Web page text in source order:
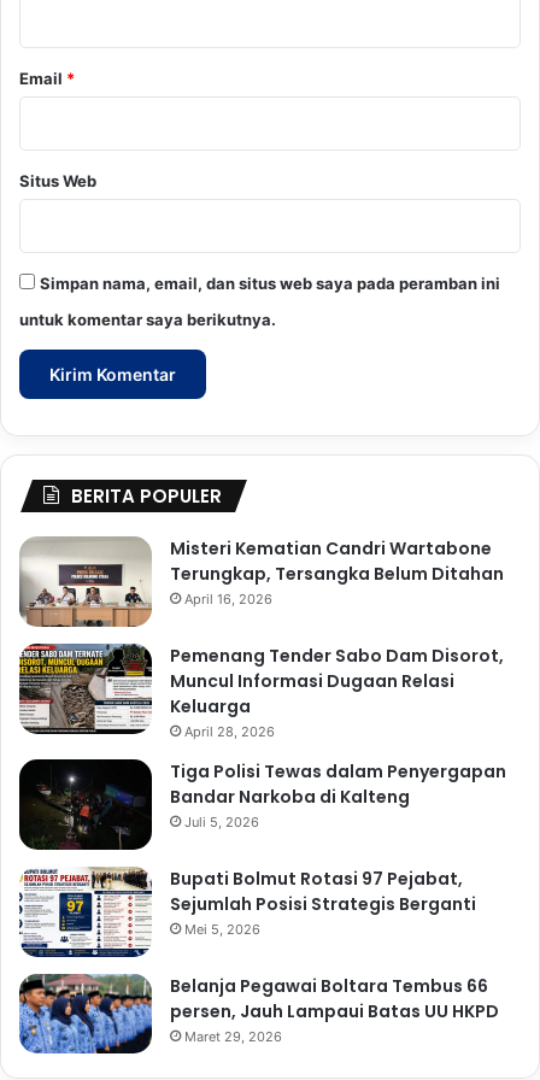
Email *
Situs Web
Simpan nama, email, dan situs web saya pada peramban ini
untuk komentar saya berikutnya.
BERITA POPULER
Misteri Kematian Candri Wartabone
Terungkap, Tersangka Belum Ditahan
April 16, 2026
Pemenang Tender Sabo Dam Disorot,
Muncul Informasi Dugaan Relasi
Keluarga
April 28, 2026
Tiga Polisi Tewas dalam Penyergapan
Bandar Narkoba di Kalteng
Juli 5, 2026
Bupati Bolmut Rotasi 97 Pejabat,
Sejumlah Posisi Strategis Berganti
Mei 5, 2026
Belanja Pegawai Boltara Tembus 66
persen, Jauh Lampaui Batas UU HKPD
Maret 29, 2026